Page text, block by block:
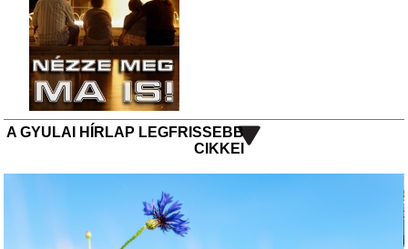
A GYULAI HÍRLAP LEGFRISSEBB
CIKKEI